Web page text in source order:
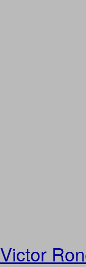
Victor